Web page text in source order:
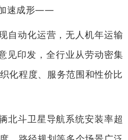
加速成形——
自动化运营，无人机年运输
见印发，全行业从劳动密集
化程度、服务范围和性价比
北斗卫星导航系统安装率超